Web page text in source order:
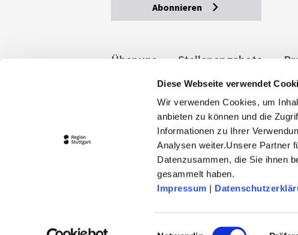
Diese Webseite verwendet
Wir verwenden Cookies, um
anbieten zu können und die
Informationen zu Ihrer
Analysen weiter.Unsere Partner
Datenzusammen, die Sie ihnen
gesammelt haben.
Impressum |
Einwilligungsauswahl
Abonnieren
Über uns Stellenangebote
Allgemeine Geschäftsbedingungen
stuttgart.de
Barrierefreiheit
© 2026 Stuttgart-Marketing GmbH,
stuttgart-tourist.de und
Landeshauptstadt Stuttgart und der